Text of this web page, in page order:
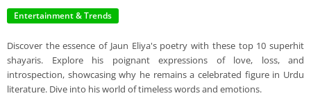
Entertainment & Trends
Discover the essence of Jaun Eliya's poetry with these top 10 superhit
shayaris. Explore his poignant expressions of love, loss, and
introspection, showcasing why he remains a celebrated figure in Urdu
literature. Dive into his world of timeless words and emotions.